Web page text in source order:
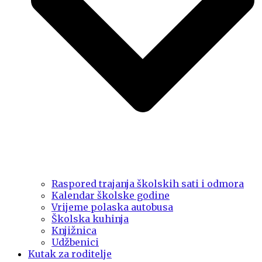
Raspored trajanja školskih sati i odmora
Kalendar školske godine
Vrijeme polaska autobusa
Školska kuhinja
Knjižnica
Udžbenici
Kutak za roditelje